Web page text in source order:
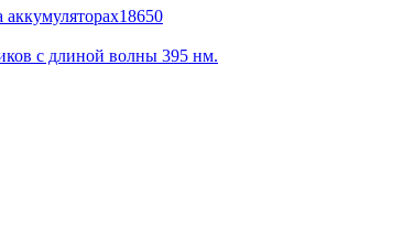
с длиной волны 395 нм.